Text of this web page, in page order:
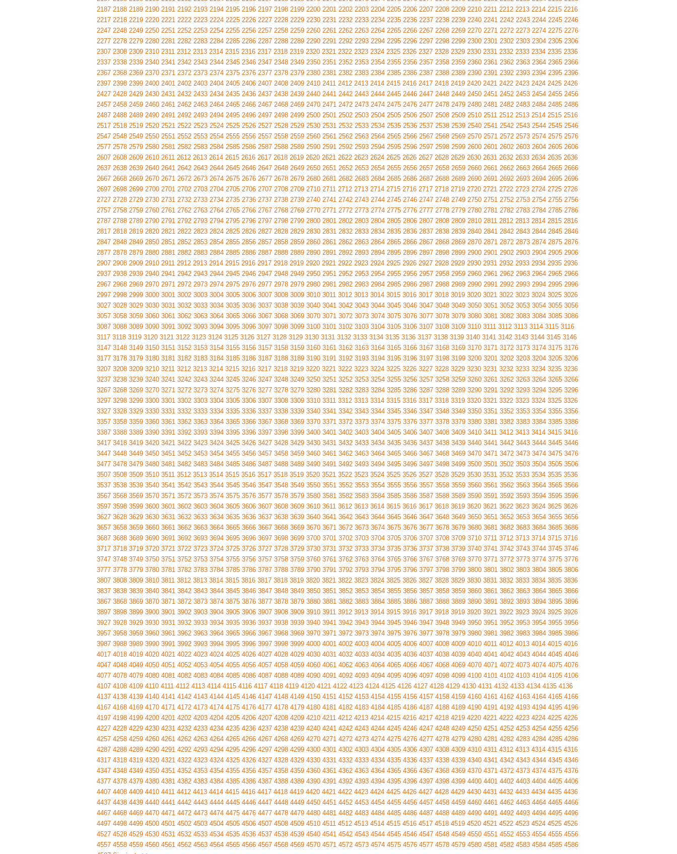
2187 2188 2189 2190 2191 2192 2193 2194 2195 2196 2197 2198 2199 2200 2201 2202 2203 2204 2205 2206 2207 2208 2209 2210 2211 2212 2213 2214 2215 2216
2217 2218 2219 2220 2221 2222 2223 2224 2225 2226 2227 2228 2229 2230 2231 2232 2233 2234 2235 2236 2237 2238 2239 2240 2241 2242 2243 2244 2245 2246
2247 2248 2249 2250 2251 2252 2253 2254 2255 2256 2257 2258 2259 2260 2261 2262 2263 2264 2265 2266 2267 2268 2269 2270 2271 2272 2273 2274 2275 2276
2277 2278 2279 2280 2281 2282 2283 2284 2285 2286 2287 2288 2289 2290 2291 2292 2293 2294 2295 2296 2297 2298 2299 2300 2301 2302 2303 2304 2305 2306
2307 2308 2309 2310 2311 2312 2313 2314 2315 2316 2317 2318 2319 2320 2321 2322 2323 2324 2325 2326 2327 2328 2329 2330 2331 2332 2333 2334 2335 2336
2337 2338 2339 2340 2341 2342 2343 2344 2345 2346 2347 2348 2349 2350 2351 2352 2353 2354 2355 2356 2357 2358 2359 2360 2361 2362 2363 2364 2365 2366
2367 2368 2369 2370 2371 2372 2373 2374 2375 2376 2377 2378 2379 2380 2381 2382 2383 2384 2385 2386 2387 2388 2389 2390 2391 2392 2393 2394 2395 2396
2397 2398 2399 2400 2401 2402 2403 2404 2405 2406 2407 2408 2409 2410 2411 2412 2413 2414 2415 2416 2417 2418 2419 2420 2421 2422 2423 2424 2425 2426
2427 2428 2429 2430 2431 2432 2433 2434 2435 2436 2437 2438 2439 2440 2441 2442 2443 2444 2445 2446 2447 2448 2449 2450 2451 2452 2453 2454 2455 2456
2457 2458 2459 2460 2461 2462 2463 2464 2465 2466 2467 2468 2469 2470 2471 2472 2473 2474 2475 2476 2477 2478 2479 2480 2481 2482 2483 2484 2485 2486
2487 2488 2489 2490 2491 2492 2493 2494 2495 2496 2497 2498 2499 2500 2501 2502 2503 2504 2505 2506 2507 2508 2509 2510 2511 2512 2513 2514 2515 2516
2517 2518 2519 2520 2521 2522 2523 2524 2525 2526 2527 2528 2529 2530 2531 2532 2533 2534 2535 2536 2537 2538 2539 2540 2541 2542 2543 2544 2545 2546
2547 2548 2549 2550 2551 2552 2553 2554 2555 2556 2557 2558 2559 2560 2561 2562 2563 2564 2565 2566 2567 2568 2569 2570 2571 2572 2573 2574 2575 2576
2577 2578 2579 2580 2581 2582 2583 2584 2585 2586 2587 2588 2589 2590 2591 2592 2593 2594 2595 2596 2597 2598 2599 2600 2601 2602 2603 2604 2605 2606
2607 2608 2609 2610 2611 2612 2613 2614 2615 2616 2617 2618 2619 2620 2621 2622 2623 2624 2625 2626 2627 2628 2629 2630 2631 2632 2633 2634 2635 2636
2637 2638 2639 2640 2641 2642 2643 2644 2645 2646 2647 2648 2649 2650 2651 2652 2653 2654 2655 2656 2657 2658 2659 2660 2661 2662 2663 2664 2665 2666
2667 2668 2669 2670 2671 2672 2673 2674 2675 2676 2677 2678 2679 2680 2681 2682 2683 2684 2685 2686 2687 2688 2689 2690 2691 2692 2693 2694 2695 2696
2697 2698 2699 2700 2701 2702 2703 2704 2705 2706 2707 2708 2709 2710 2711 2712 2713 2714 2715 2716 2717 2718 2719 2720 2721 2722 2723 2724 2725 2726
2727 2728 2729 2730 2731 2732 2733 2734 2735 2736 2737 2738 2739 2740 2741 2742 2743 2744 2745 2746 2747 2748 2749 2750 2751 2752 2753 2754 2755 2756
2757 2758 2759 2760 2761 2762 2763 2764 2765 2766 2767 2768 2769 2770 2771 2772 2773 2774 2775 2776 2777 2778 2779 2780 2781 2782 2783 2784 2785 2786
2787 2788 2789 2790 2791 2792 2793 2794 2795 2796 2797 2798 2799 2800 2801 2802 2803 2804 2805 2806 2807 2808 2809 2810 2811 2812 2813 2814 2815 2816
2817 2818 2819 2820 2821 2822 2823 2824 2825 2826 2827 2828 2829 2830 2831 2832 2833 2834 2835 2836 2837 2838 2839 2840 2841 2842 2843 2844 2845 2846
2847 2848 2849 2850 2851 2852 2853 2854 2855 2856 2857 2858 2859 2860 2861 2862 2863 2864 2865 2866 2867 2868 2869 2870 2871 2872 2873 2874 2875 2876
2877 2878 2879 2880 2881 2882 2883 2884 2885 2886 2887 2888 2889 2890 2891 2892 2893 2894 2895 2896 2897 2898 2899 2900 2901 2902 2903 2904 2905 2906
2907 2908 2909 2910 2911 2912 2913 2914 2915 2916 2917 2918 2919 2920 2921 2922 2923 2924 2925 2926 2927 2928 2929 2930 2931 2932 2933 2934 2935 2936
2937 2938 2939 2940 2941 2942 2943 2944 2945 2946 2947 2948 2949 2950 2951 2952 2953 2954 2955 2956 2957 2958 2959 2960 2961 2962 2963 2964 2965 2966
2967 2968 2969 2970 2971 2972 2973 2974 2975 2976 2977 2978 2979 2980 2981 2982 2983 2984 2985 2986 2987 2988 2989 2990 2991 2992 2993 2994 2995 2996
2997 2998 2999 3000 3001 3002 3003 3004 3005 3006 3007 3008 3009 3010 3011 3012 3013 3014 3015 3016 3017 3018 3019 3020 3021 3022 3023 3024 3025 3026
3027 3028 3029 3030 3031 3032 3033 3034 3035 3036 3037 3038 3039 3040 3041 3042 3043 3044 3045 3046 3047 3048 3049 3050 3051 3052 3053 3054 3055 3056
3057 3058 3059 3060 3061 3062 3063 3064 3065 3066 3067 3068 3069 3070 3071 3072 3073 3074 3075 3076 3077 3078 3079 3080 3081 3082 3083 3084 3085 3086
3087 3088 3089 3090 3091 3092 3093 3094 3095 3096 3097 3098 3099 3100 3101 3102 3103 3104 3105 3106 3107 3108 3109 3110 3111 3112 3113 3114 3115 3116
3117 3118 3119 3120 3121 3122 3123 3124 3125 3126 3127 3128 3129 3130 3131 3132 3133 3134 3135 3136 3137 3138 3139 3140 3141 3142 3143 3144 3145 3146
3147 3148 3149 3150 3151 3152 3153 3154 3155 3156 3157 3158 3159 3160 3161 3162 3163 3164 3165 3166 3167 3168 3169 3170 3171 3172 3173 3174 3175 3176
3177 3178 3179 3180 3181 3182 3183 3184 3185 3186 3187 3188 3189 3190 3191 3192 3193 3194 3195 3196 3197 3198 3199 3200 3201 3202 3203 3204 3205 3206
3207 3208 3209 3210 3211 3212 3213 3214 3215 3216 3217 3218 3219 3220 3221 3222 3223 3224 3225 3226 3227 3228 3229 3230 3231 3232 3233 3234 3235 3236
3237 3238 3239 3240 3241 3242 3243 3244 3245 3246 3247 3248 3249 3250 3251 3252 3253 3254 3255 3256 3257 3258 3259 3260 3261 3262 3263 3264 3265 3266
3267 3268 3269 3270 3271 3272 3273 3274 3275 3276 3277 3278 3279 3280 3281 3282 3283 3284 3285 3286 3287 3288 3289 3290 3291 3292 3293 3294 3295 3296
3297 3298 3299 3300 3301 3302 3303 3304 3305 3306 3307 3308 3309 3310 3311 3312 3313 3314 3315 3316 3317 3318 3319 3320 3321 3322 3323 3324 3325 3326
3327 3328 3329 3330 3331 3332 3333 3334 3335 3336 3337 3338 3339 3340 3341 3342 3343 3344 3345 3346 3347 3348 3349 3350 3351 3352 3353 3354 3355 3356
3357 3358 3359 3360 3361 3362 3363 3364 3365 3366 3367 3368 3369 3370 3371 3372 3373 3374 3375 3376 3377 3378 3379 3380 3381 3382 3383 3384 3385 3386
3387 3388 3389 3390 3391 3392 3393 3394 3395 3396 3397 3398 3399 3400 3401 3402 3403 3404 3405 3406 3407 3408 3409 3410 3411 3412 3413 3414 3415 3416
3417 3418 3419 3420 3421 3422 3423 3424 3425 3426 3427 3428 3429 3430 3431 3432 3433 3434 3435 3436 3437 3438 3439 3440 3441 3442 3443 3444 3445 3446
3447 3448 3449 3450 3451 3452 3453 3454 3455 3456 3457 3458 3459 3460 3461 3462 3463 3464 3465 3466 3467 3468 3469 3470 3471 3472 3473 3474 3475 3476
3477 3478 3479 3480 3481 3482 3483 3484 3485 3486 3487 3488 3489 3490 3491 3492 3493 3494 3495 3496 3497 3498 3499 3500 3501 3502 3503 3504 3505 3506
3507 3508 3509 3510 3511 3512 3513 3514 3515 3516 3517 3518 3519 3520 3521 3522 3523 3524 3525 3526 3527 3528 3529 3530 3531 3532 3533 3534 3535 3536
3537 3538 3539 3540 3541 3542 3543 3544 3545 3546 3547 3548 3549 3550 3551 3552 3553 3554 3555 3556 3557 3558 3559 3560 3561 3562 3563 3564 3565 3566
3567 3568 3569 3570 3571 3572 3573 3574 3575 3576 3577 3578 3579 3580 3581 3582 3583 3584 3585 3586 3587 3588 3589 3590 3591 3592 3593 3594 3595 3596
3597 3598 3599 3600 3601 3602 3603 3604 3605 3606 3607 3608 3609 3610 3611 3612 3613 3614 3615 3616 3617 3618 3619 3620 3621 3622 3623 3624 3625 3626
3627 3628 3629 3630 3631 3632 3633 3634 3635 3636 3637 3638 3639 3640 3641 3642 3643 3644 3645 3646 3647 3648 3649 3650 3651 3652 3653 3654 3655 3656
3657 3658 3659 3660 3661 3662 3663 3664 3665 3666 3667 3668 3669 3670 3671 3672 3673 3674 3675 3676 3677 3678 3679 3680 3681 3682 3683 3684 3685 3686
3687 3688 3689 3690 3691 3692 3693 3694 3695 3696 3697 3698 3699 3700 3701 3702 3703 3704 3705 3706 3707 3708 3709 3710 3711 3712 3713 3714 3715 3716
3717 3718 3719 3720 3721 3722 3723 3724 3725 3726 3727 3728 3729 3730 3731 3732 3733 3734 3735 3736 3737 3738 3739 3740 3741 3742 3743 3744 3745 3746
3747 3748 3749 3750 3751 3752 3753 3754 3755 3756 3757 3758 3759 3760 3761 3762 3763 3764 3765 3766 3767 3768 3769 3770 3771 3772 3773 3774 3775 3776
3777 3778 3779 3780 3781 3782 3783 3784 3785 3786 3787 3788 3789 3790 3791 3792 3793 3794 3795 3796 3797 3798 3799 3800 3801 3802 3803 3804 3805 3806
3807 3808 3809 3810 3811 3812 3813 3814 3815 3816 3817 3818 3819 3820 3821 3822 3823 3824 3825 3826 3827 3828 3829 3830 3831 3832 3833 3834 3835 3836
3837 3838 3839 3840 3841 3842 3843 3844 3845 3846 3847 3848 3849 3850 3851 3852 3853 3854 3855 3856 3857 3858 3859 3860 3861 3862 3863 3864 3865 3866
3867 3868 3869 3870 3871 3872 3873 3874 3875 3876 3877 3878 3879 3880 3881 3882 3883 3884 3885 3886 3887 3888 3889 3890 3891 3892 3893 3894 3895 3896
3897 3898 3899 3900 3901 3902 3903 3904 3905 3906 3907 3908 3909 3910 3911 3912 3913 3914 3915 3916 3917 3918 3919 3920 3921 3922 3923 3924 3925 3926
3927 3928 3929 3930 3931 3932 3933 3934 3935 3936 3937 3938 3939 3940 3941 3942 3943 3944 3945 3946 3947 3948 3949 3950 3951 3952 3953 3954 3955 3956
3957 3958 3959 3960 3961 3962 3963 3964 3965 3966 3967 3968 3969 3970 3971 3972 3973 3974 3975 3976 3977 3978 3979 3980 3981 3982 3983 3984 3985 3986
3987 3988 3989 3990 3991 3992 3993 3994 3995 3996 3997 3998 3999 4000 4001 4002 4003 4004 4005 4006 4007 4008 4009 4010 4011 4012 4013 4014 4015 4016
4017 4018 4019 4020 4021 4022 4023 4024 4025 4026 4027 4028 4029 4030 4031 4032 4033 4034 4035 4036 4037 4038 4039 4040 4041 4042 4043 4044 4045 4046
4047 4048 4049 4050 4051 4052 4053 4054 4055 4056 4057 4058 4059 4060 4061 4062 4063 4064 4065 4066 4067 4068 4069 4070 4071 4072 4073 4074 4075 4076
4077 4078 4079 4080 4081 4082 4083 4084 4085 4086 4087 4088 4089 4090 4091 4092 4093 4094 4095 4096 4097 4098 4099 4100 4101 4102 4103 4104 4105 4106
4107 4108 4109 4110 4111 4112 4113 4114 4115 4116 4117 4118 4119 4120 4121 4122 4123 4124 4125 4126 4127 4128 4129 4130 4131 4132 4133 4134 4135 4136
4137 4138 4139 4140 4141 4142 4143 4144 4145 4146 4147 4148 4149 4150 4151 4152 4153 4154 4155 4156 4157 4158 4159 4160 4161 4162 4163 4164 4165 4166
4167 4168 4169 4170 4171 4172 4173 4174 4175 4176 4177 4178 4179 4180 4181 4182 4183 4184 4185 4186 4187 4188 4189 4190 4191 4192 4193 4194 4195 4196
4197 4198 4199 4200 4201 4202 4203 4204 4205 4206 4207 4208 4209 4210 4211 4212 4213 4214 4215 4216 4217 4218 4219 4220 4221 4222 4223 4224 4225 4226
4227 4228 4229 4230 4231 4232 4233 4234 4235 4236 4237 4238 4239 4240 4241 4242 4243 4244 4245 4246 4247 4248 4249 4250 4251 4252 4253 4254 4255 4256
4257 4258 4259 4260 4261 4262 4263 4264 4265 4266 4267 4268 4269 4270 4271 4272 4273 4274 4275 4276 4277 4278 4279 4280 4281 4282 4283 4284 4285 4286
4287 4288 4289 4290 4291 4292 4293 4294 4295 4296 4297 4298 4299 4300 4301 4302 4303 4304 4305 4306 4307 4308 4309 4310 4311 4312 4313 4314 4315 4316
4317 4318 4319 4320 4321 4322 4323 4324 4325 4326 4327 4328 4329 4330 4331 4332 4333 4334 4335 4336 4337 4338 4339 4340 4341 4342 4343 4344 4345 4346
4347 4348 4349 4350 4351 4352 4353 4354 4355 4356 4357 4358 4359 4360 4361 4362 4363 4364 4365 4366 4367 4368 4369 4370 4371 4372 4373 4374 4375 4376
4377 4378 4379 4380 4381 4382 4383 4384 4385 4386 4387 4388 4389 4390 4391 4392 4393 4394 4395 4396 4397 4398 4399 4400 4401 4402 4403 4404 4405 4406
4407 4408 4409 4410 4411 4412 4413 4414 4415 4416 4417 4418 4419 4420 4421 4422 4423 4424 4425 4426 4427 4428 4429 4430 4431 4432 4433 4434 4435 4436
4437 4438 4439 4440 4441 4442 4443 4444 4445 4446 4447 4448 4449 4450 4451 4452 4453 4454 4455 4456 4457 4458 4459 4460 4461 4462 4463 4464 4465 4466
4467 4468 4469 4470 4471 4472 4473 4474 4475 4476 4477 4478 4479 4480 4481 4482 4483 4484 4485 4486 4487 4488 4489 4490 4491 4492 4493 4494 4495 4496
4497 4498 4499 4500 4501 4502 4503 4504 4505 4506 4507 4508 4509 4510 4511 4512 4513 4514 4515 4516 4517 4518 4519 4520 4521 4522 4523 4524 4525 4526
4527 4528 4529 4530 4531 4532 4533 4534 4535 4536 4537 4538 4539 4540 4541 4542 4543 4544 4545 4546 4547 4548 4549 4550 4551 4552 4553 4554 4555 4556
4557 4558 4559 4560 4561 4562 4563 4564 4565 4566 4567 4568 4569 4570 4571 4572 4573 4574 4575 4576 4577 4578 4579 4580 4581 4582 4583 4584 4585 4586